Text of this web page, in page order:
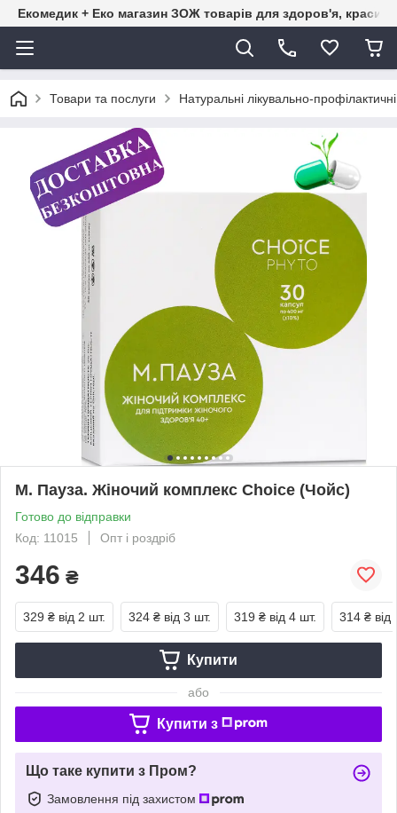
Екомедик + Еко магазин ЗОЖ товарів для здоров'я, краси
Товари та послуги Натуральні лікувально-
М. Пауза. Жіночий комплекс Choice (Чойс)
Готово до відправки
Код: 11015
Опт і роздріб
346 ₴
329 ₴ від 2 шт. 324 ₴ від 3 шт. 319 ₴ від 4 шт. 314 ₴ від
Купити
або
Купити з
Що таке купити з Пром?
Замовлення під захистом